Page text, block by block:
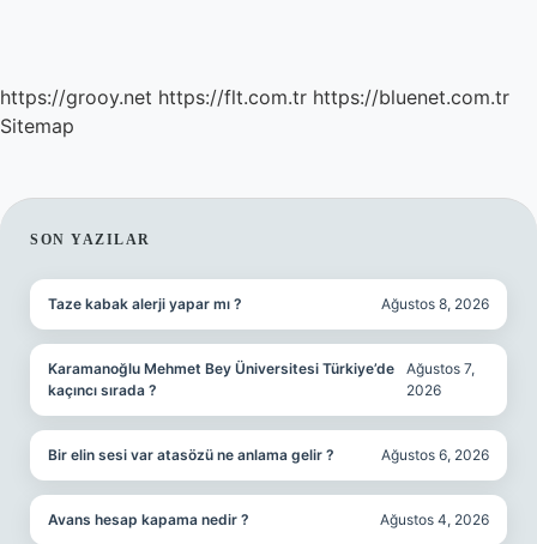
https://grooy.net https://flt.com.tr https://bluenet.com.tr
Sitemap
SIDEBAR
SON YAZILAR
Taze kabak alerji yapar mı ? Ağustos 8, 2026
Karamanoğlu Mehmet Bey Üniversitesi Türkiye’de
kaçıncı sırada ?
Ağustos 7,
2026
Bir elin sesi var atasözü ne anlama gelir ? Ağustos 6, 2026
Avans hesap kapama nedir ? Ağustos 4, 2026